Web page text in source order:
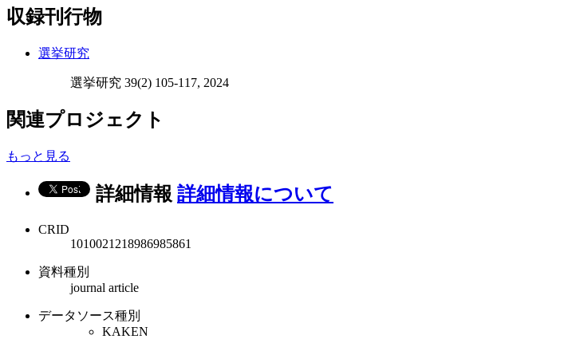
収録刊行物
選挙研究
選挙研究 39(2) 105-117, 2024
関連プロジェクト
もっと見る
詳細情報 詳細情報について
CRID
1010021218986985861
資料種別
journal article
データソース種別
KAKEN